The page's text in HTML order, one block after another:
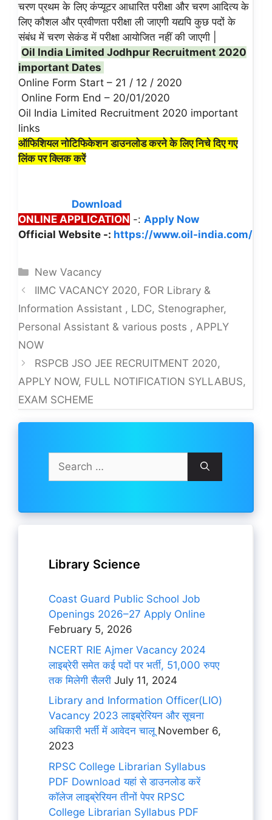
चरण प्रथम के लिए कंप्यूटर आधारित परीक्षा और चरण आदित्य के
लिए कौशल और प्रवीणता परीक्षा ली जाएगी यद्यपि कुछ पदों के
संबंध में चरण सेकंड में परीक्षा आयोजित नहीं की जाएगी |
Oil India Limited Jodhpur Recruitment 2020
important Dates
Online Form Start – 21 / 12 / 2020
Online Form End – 20/01/2020
Oil India Limited Recruitment 2020 important
links
ऑफिशियल नोटिफिकेशन डाउनलोड करने के लिए निचे दिए गए
लिंक पर क्लिक करें
Download
ONLINE APPLICATION -: Apply Now
Official Website -: https://www.oil-india.com/
Categories
New Vacancy
IIMC VACANCY 2020, FOR Library &
Information Assistant , LDC, Stenographer,
Personal Assistant & various posts , APPLY
NOW
RSPCB JSO JEE RECRUITMENT 2020,
APPLY NOW, FULL NOTIFICATION SYLLABUS,
EXAM SCHEME
Search
for:
Library Science
Coast Guard Public School Job
Openings 2026–27 Apply Online
February 5, 2026
NCERT RIE Ajmer Vacancy 2024
लाइब्रेरी समेत कई पदों पर भर्ती, 51,000 रुपए
तक मिलेगी सैलरी July 11, 2024
Library and Information Officer(LIO)
Vacancy 2023 लाइब्रेरियन और सूचना
अधिकारी भर्ती में आवेदन चालूNovember 6,
2023
RPSC College Librarian Syllabus
PDF Download यहां से डाउनलोड करें
कॉलेज लाइब्रेरियन तीनों पेपर RPSC
College Librarian Syllabus PDF